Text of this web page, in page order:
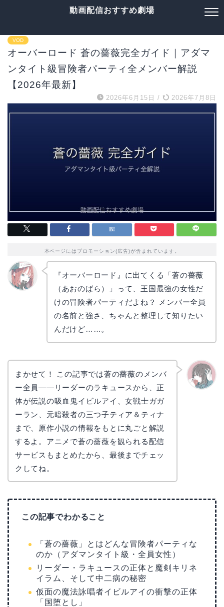
動画配信おすすめ劇場
VOD
オーバーロード 蒼の薔薇完全ガイド｜アダマ
ンタイト級冒険者パーティ全メンバー解説
【2026年最新】
2026年6月15日 / 2026年7月8日
本ページにはプロモーション(広告)が含まれています。
『オーバーロード』に出てくる「蒼の薔薇
（あおのばら）」って、王国最強の女性だ
けの冒険者パーティだよね？ メンバー全員
の名前と強さ、ちゃんと整理して知りたい
んだけど……。
まかせて！ この記事では蒼の薔薇のメンバ
ー全員——リーダーのラキュースから、正
体が伝説の吸血鬼イビルアイ、女戦士ガガ
ーラン、元暗殺者の三つ子ティア＆ティナ
まで、原作小説の情報をもとに丸ごと解説
するよ。アニメで蒼の薔薇を観られる配信
サービスもまとめたから、最後までチェッ
クしてね。
この記事でわかること
「蒼の薔薇」とはどんな冒険者パーティな
のか（アダマンタイト級・全員女性）
リーダー・ラキュースの正体と魔剣キリネ
イラム、そして中二病の秘密
仮面の魔法詠唱者イビルアイの衝撃の正体
「国堕とし」